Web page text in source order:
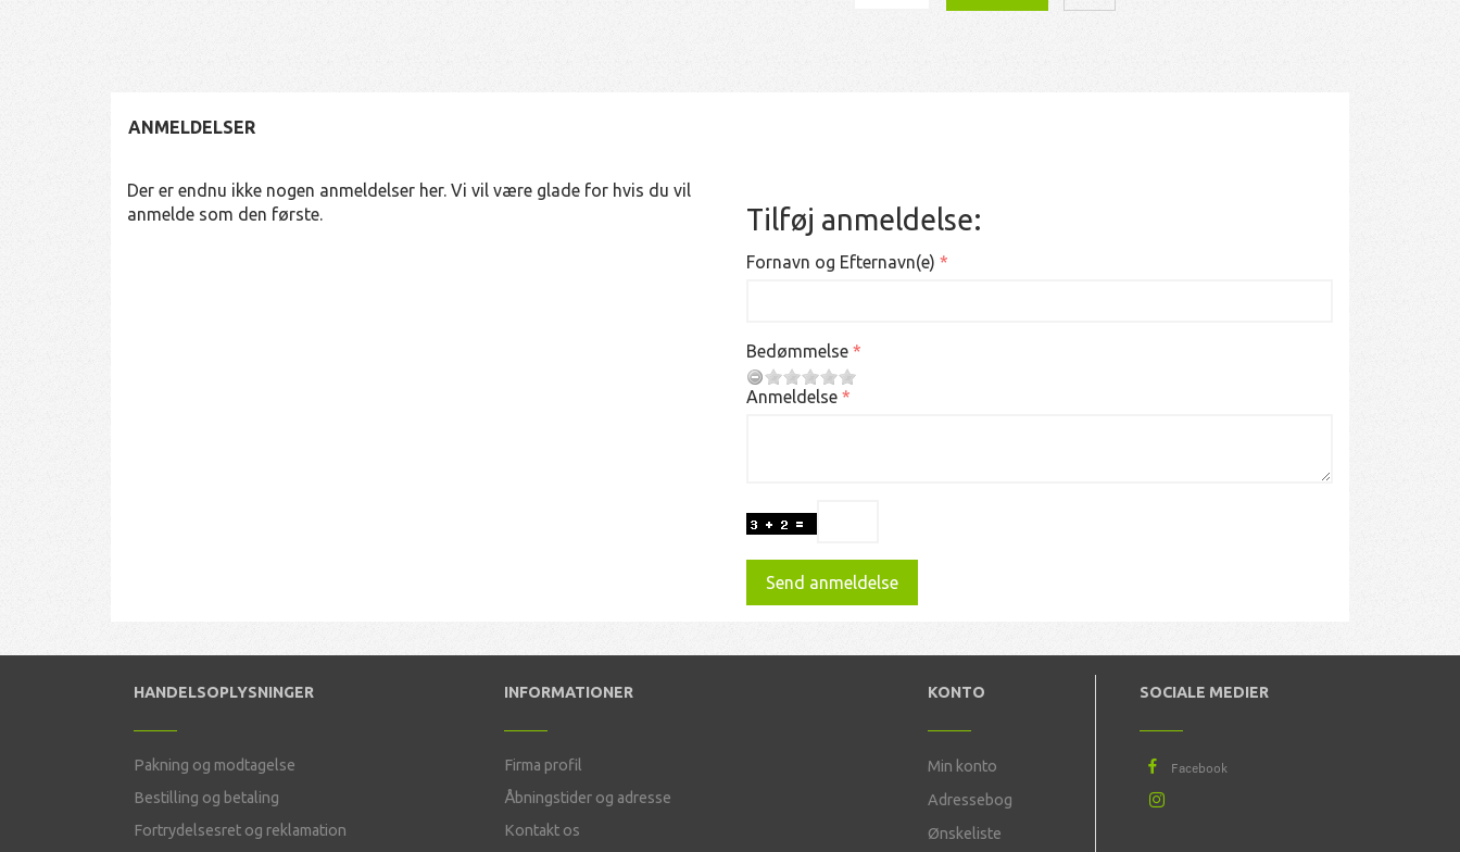
ANMELDELSER
Der er endnu ikke nogen anmeldelser her. Vi vil være glade for hvis du vil
anmelde som den første.
Tilføj anmeldelse:
Fornavn og Efternavn(e)
Bedømmelse
Anmeldelse
Send anmeldelse
HANDELSOPLYSNINGER
Pakning og modtagelse
Bestilling og betaling
Fortrydelsesret og reklamation
INFORMATIONER
Firma profil
Åbningstider og adresse
Kontakt os
KONTO
Min konto
Adressebog
Ønskeliste
SOCIALE MEDIER